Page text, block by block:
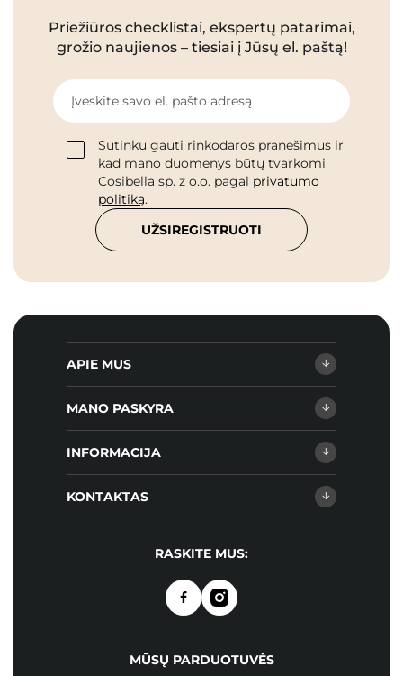
Priežiūros checklistai, ekspertų patarimai,
grožio naujienos – tiesiai į Jūsų el. paštą!
Įveskite savo el. pašto adresą
Sutinku gauti rinkodaros pranešimus ir
kad mano duomenys būtų tvarkomi
Cosibella sp. z o.o. pagal privatumo
politiką.
UŽSIREGISTRUOTI
APIE MUS
MANO PASKYRA
INFORMACIJA
KONTAKTAS
RASKITE MUS:
MŪSŲ PARDUOTUVĖS